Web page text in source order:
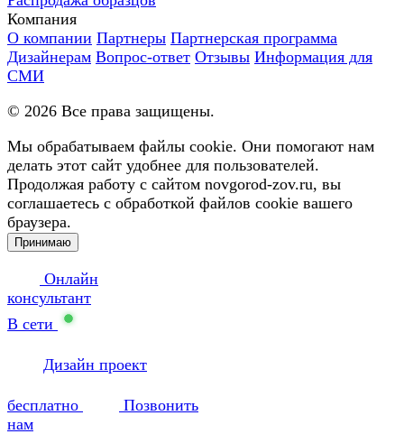
Компания
О компании Партнеры Партнерская программа
Дизайнерам Вопрос-ответ Отзывы Информация для
СМИ
© 2026 Все права защищены.
Мы обрабатываем файлы cookie. Они помогают нам
делать этот сайт удобнее для пользователей.
Продолжая работу с сайтом novgorod-zov.ru, вы
соглашаетесь с обработкой файлов cookie вашего
браузера.
Принимаю
Онлайн
консультант
В сети
Дизайн проект
бесплатно
Позвонить
нам